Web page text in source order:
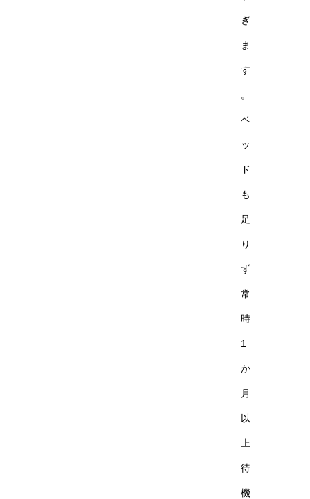
ぎ
ま
す
。
ベ
ッ
ド
も
足
り
ず
常
時
1
か
月
以
上
待
機